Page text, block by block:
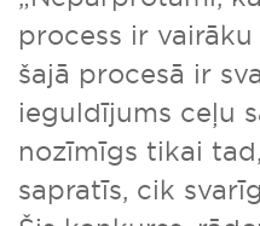
process ir
šajā procesā ir
ieguldījums ceļu
nozīmīgs tikai
sapratīs, cik